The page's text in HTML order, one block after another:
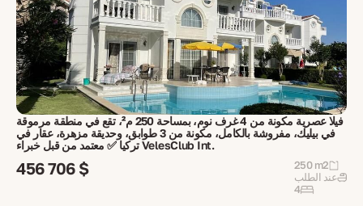
فيلا عصرية مكونة من 4 غرف نوم، بمساحة 250 م²، تقع في منطقة مرموقة
في بيليك، مفروشة بالكامل، مكونة من 3 طوابق، وحديقة مزهرة، عقار في
تركيا ✅ معتمد من قبل خبراء VelesClub Int.
456 706 $
250 m2
عند الطلب
4